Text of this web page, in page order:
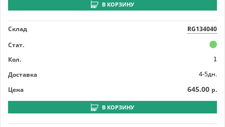
В КОРЗИНУ
Склад
RG134040
Стат.
Кол.
1
Доставка
4-5дн.
Цена
645.00 р.
В КОРЗИНУ